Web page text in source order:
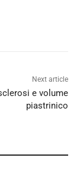
Next article
e volume
piastrinico